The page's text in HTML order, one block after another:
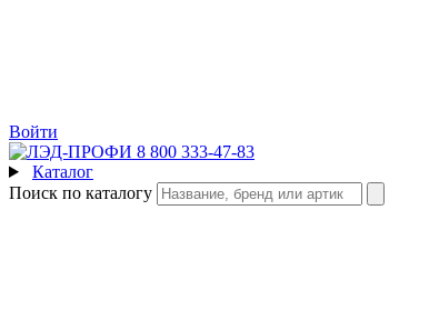
Войти
8 800 333-47-83
Каталог
Поиск по каталогу